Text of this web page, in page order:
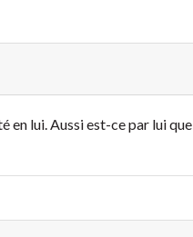
en lui. Aussi est-ce par lui que